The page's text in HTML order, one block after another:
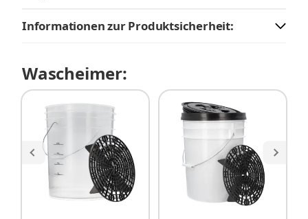
Informationen zur Produktsicherheit:
Wascheimer: